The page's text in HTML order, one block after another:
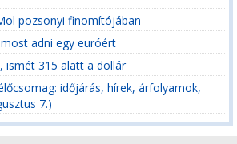
pozsonyi finomítójában
adni egy euróért
ismét 315 alatt a dollár
időjárás, hírek, árfolyamok,
7.)